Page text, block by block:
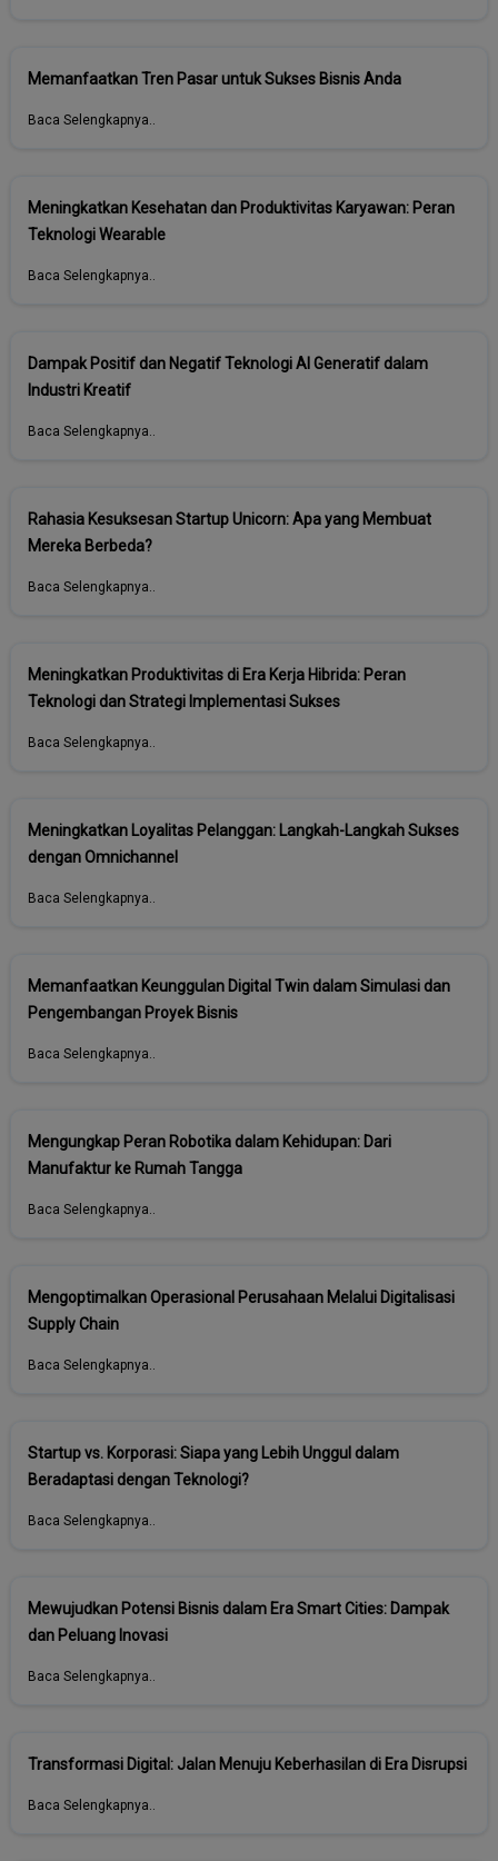
Memanfaatkan Tren Pasar untuk Sukses Bisnis Anda
Baca Selengkapnya..
Meningkatkan Kesehatan dan Produktivitas Karyawan: Peran
Teknologi Wearable
Baca Selengkapnya..
Dampak Positif dan Negatif Teknologi AI Generatif dalam
Industri Kreatif
Baca Selengkapnya..
Rahasia Kesuksesan Startup Unicorn: Apa yang Membuat
Mereka Berbeda?
Baca Selengkapnya..
Meningkatkan Produktivitas di Era Kerja Hibrida: Peran
Teknologi dan Strategi Implementasi Sukses
Baca Selengkapnya..
Meningkatkan Loyalitas Pelanggan: Langkah-Langkah Sukses
dengan Omnichannel
Baca Selengkapnya..
Memanfaatkan Keunggulan Digital Twin dalam Simulasi dan
Pengembangan Proyek Bisnis
Baca Selengkapnya..
Mengungkap Peran Robotika dalam Kehidupan: Dari
Manufaktur ke Rumah Tangga
Baca Selengkapnya..
Mengoptimalkan Operasional Perusahaan Melalui Digitalisasi
Supply Chain
Baca Selengkapnya..
Startup vs. Korporasi: Siapa yang Lebih Unggul dalam
Beradaptasi dengan Teknologi?
Baca Selengkapnya..
Mewujudkan Potensi Bisnis dalam Era Smart Cities: Dampak
dan Peluang Inovasi
Baca Selengkapnya..
Transformasi Digital: Jalan Menuju Keberhasilan di Era Disrupsi
Baca Selengkapnya..